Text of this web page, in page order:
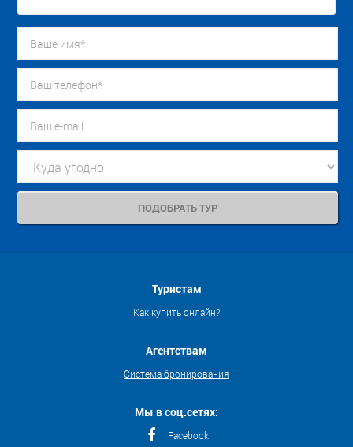
Туристам
Как купить онлайн?
Агентствам
Система бронирования
Мы в соц.сетях:
Facebook